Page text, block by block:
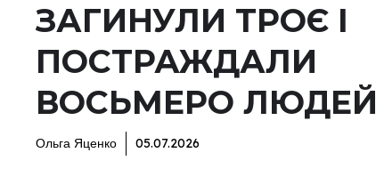
ЗАГИНУЛИ ТРОЄ І
ПОСТРАЖДАЛИ
ВОСЬМЕРО ЛЮДЕЙ
Ольга Яценко 05.07.2026